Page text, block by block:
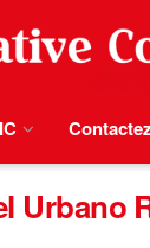
Urbano